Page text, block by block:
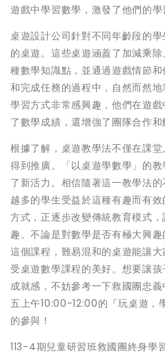
遊戲中學習數學，激發了他們的學
桌遊設計公司針對不同年齡段的
的桌遊。這些桌遊涵蓋了加減乘
種數學知識點，並通過遊戲情節
和完成任務的過程中，自然而然
學習方式非常感興趣，他們在遊
了數學成績，還增強了團隊合作和
根據了解，桌遊教學法不僅在課
得到推廣。「以桌遊學數學」的
了新活力。相信隨著這一教學法
越多的學生受益於這種有趣而有
方式，正逐步改變傳統教育模式
趣。不論是對數學是否有極大興
這個課程，難易混和的桌遊能讓
受桌遊數學課程的美好。想要讓
成就感，不妨參考一下救國團忠
五上午10:00-12:00的『玩桌遊，
的參與！
113-4期兒童研習班救國團終身學